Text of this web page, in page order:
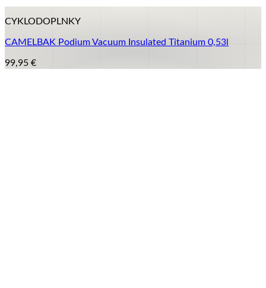
CYKLODOPLNKY
CAMELBAK Podium Vacuum Insulated Titanium 0,53l
99,95 €